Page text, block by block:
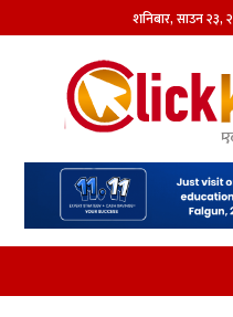
शनिबार,साउन२३,
होमपेज
समाज
प्रदेश
आजको